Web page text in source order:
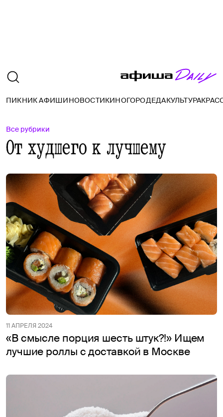
ПИКНИК АФИШИНОВОСТИКИНОГОРОДЕДАКУЛЬТУРА
Все рубрики
От худшего к лучшему
11 АПРЕЛЯ 2024
«В смысле порция шесть штук?!» Ищем
лучшие роллы с доставкой в Москве